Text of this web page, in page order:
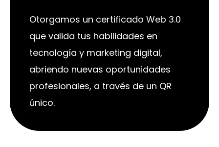
Otorgamos un certificado Web 3.0
que valida tus habilidades en
tecnología y marketing digital,
abriendo nuevas oportunidades
profesionales, a través de un QR
único.